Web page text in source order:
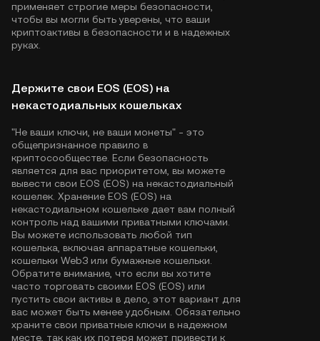
применяет строгие меры безопасности,
чтобы вы могли быть уверены, что ваши
криптоактивы в безопасности и в надежных
руках.
Держите свои EOS (EOS) на
некастодиальных кошельках
"Не ваши ключи, не ваши монеты" - это
общепризнанное правило в
криптосообществе. Если безопасность
является для вас приоритетом, вы можете
вывести свои EOS (EOS) на некастодиальный
кошелек. Хранение EOS (EOS) на
некастодиальном кошельке дает вам полный
контроль над вашими приватными ключами.
Вы можете использовать любой тип
кошелька, включая аппаратные кошельки,
кошельки Web3 или бумажные кошельки.
Обратите внимание, что если вы хотите
часто торговать своими EOS (EOS) или
пустить свои активы в дело, этот вариант для
вас может быть менее удобным. Обязательно
храните свои приватные ключи в надежном
месте, так как их потеря может привести к